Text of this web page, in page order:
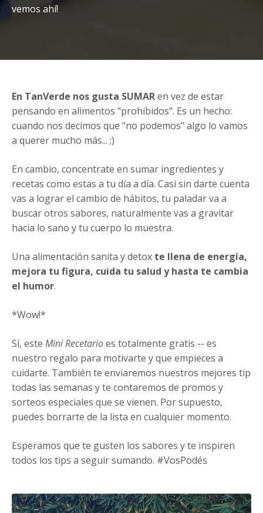
vemos ahí!
En TanVerde nos gusta SUMARen vez de estar
pensando en alimentos "prohibidos". Es un hecho:
cuando nos decimos que "no podemos" algo lo vamos
a querer mucho más... ;)
En cambio, concentrate en sumar ingredientes y
recetas como estas a tu día a día. Casi sin darte cuenta
vas a lograr el cambio de hábitos, tu paladar va a
buscar otros sabores, naturalmente vas a gravitar
hacia lo sano y tu cuerpo lo muestra.
Una alimentación sanita y detox te llena de energía,
mejora tu figura, cuida tu salud y hasta te cambia
el humor.
*Wow!*
Sí, este Mini Recetarioes totalmente gratis -- es
nuestro regalo para motivarte y que empieces a
cuidarte. También te enviaremos nuestros mejores tip
todas las semanas y te contaremos de promos y
sorteos especiales que se vienen. Por supuesto,
puedes borrarte de la lista en cualquier momento.
Esperamos que te gusten los sabores y te inspiren
todos los tips a seguir sumando. #VosPodés